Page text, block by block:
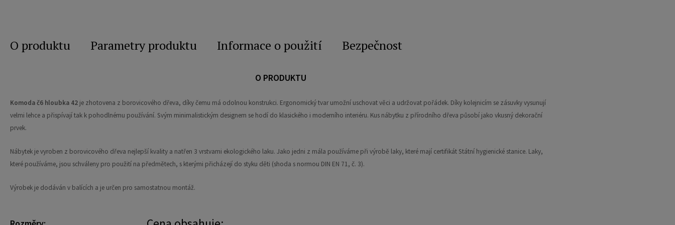
O produktu Parametry produktu Informace o použití Bezpečnost
O PRODUKTU
Komoda č6 hloubka 42 je zhotovena z borovicového dřeva, díky čemu má odolnou konstrukci. Ergonomický tvar umožní uschovat věci a udržovat pořádek. Díky kolejnicím se zásuvky vysunují
velmi lehce a přispívají tak k pohodlnému používání. Svým minimalistickým designem se hodí do klasického i moderního interiéru. Kus nábytku z přírodního dřeva působí jako vkusný dekorační
prvek.
Nábytek je vyroben z borovicového dřeva nejlepší kvality a natřen 3 vrstvami ekologického laku. Jako jedni z mála používáme při výrobě laky, které mají certifikát Státní hygienické stanice. Laky,
které používáme, jsou schváleny pro použití na předmětech, s kterými přicházejí do styku děti (shoda s normou DIN EN 71, č. 3).
Výrobek je dodáván v balících a je určen pro samostatnou montáž.